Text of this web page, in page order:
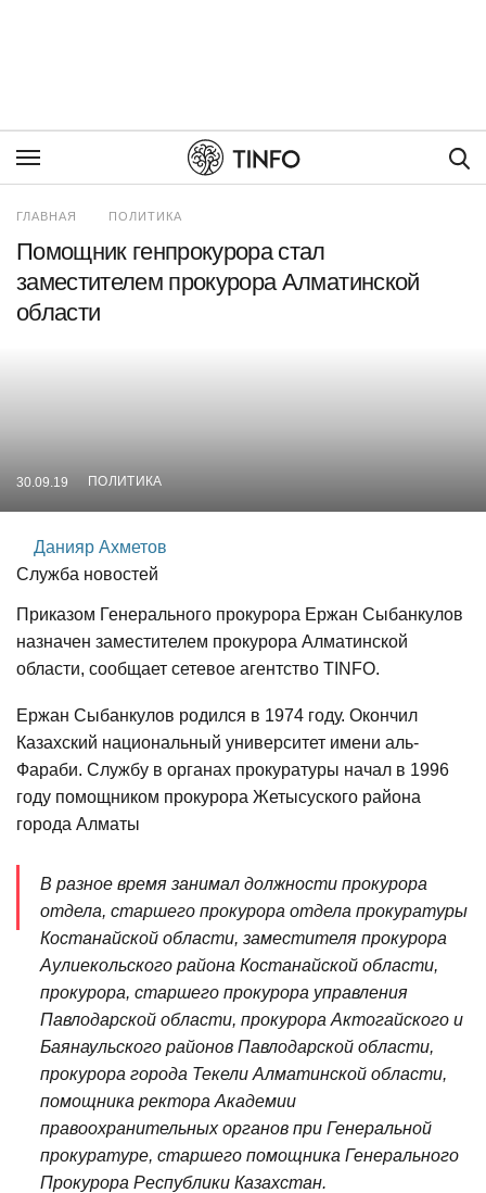
ГЛАВНАЯ ПОЛИТИКА
Помощник генпрокурора стал
заместителем прокурора Алматинской
области
30.09.19 ПОЛИТИКА
Данияр Ахметов
Служба новостей
Приказом Генерального прокурора Ержан Сыбанкулов
назначен заместителем прокурора Алматинской
области, сообщает сетевое агентство TINFO.
Ержан Сыбанкулов родился в 1974 году. Окончил
Казахский национальный университет имени аль-
Фараби. Службу в органах прокуратуры начал в 1996
году помощником прокурора Жетысуского района
города Алматы
В разное время занимал должности прокурора
отдела, старшего прокурора отдела прокуратуры
Костанайской области, заместителя прокурора
Аулиекольского района Костанайской области,
прокурора, старшего прокурора управления
Павлодарской области, прокурора Актогайского и
Баянаульского районов Павлодарской области,
прокурора города Текели Алматинской области,
помощника ректора Академии
правоохранительных органов при Генеральной
прокуратуре, старшего помощника Генерального
Прокурора Республики Казахстан.